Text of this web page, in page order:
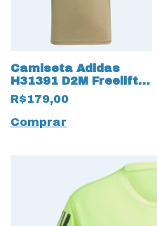
Camiseta Adidas
H31391 D2M Freelift
com Tecido
AeroReady
PrimeGreen
R$179,00
Comprar